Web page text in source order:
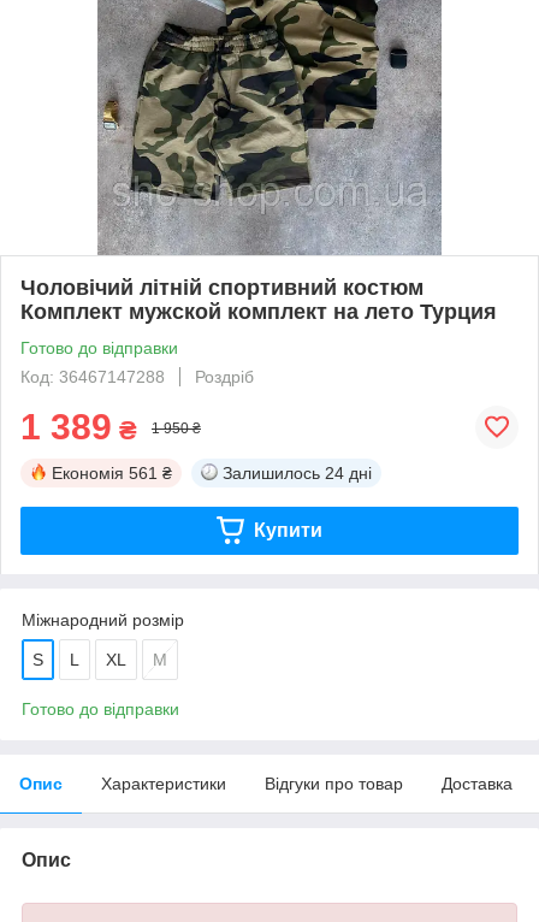
Чоловічий літній спортивний костюм
Комплект мужской комплект на лето Турция
Готово до відправки
Код: 36467147288
Роздріб
1 389 ₴ 1 950 ₴
Економія 561 ₴ Залишилось 24 дні
Купити
Міжнародний розмір
S L XL M
Готово до відправки
Опис Характеристики Відгуки про товар Доставка
Опис